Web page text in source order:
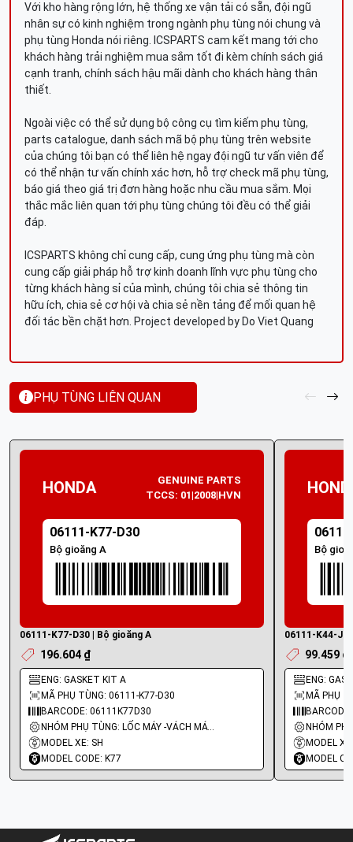
Với kho hàng rộng lớn, hệ thống xe vận tải có sẵn, đội ngũ
nhân sự có kinh nghiệm trong ngành phụ tùng nói chung và
phụ tùng Honda nói riêng. ICSPARTS cam kết mang tới cho
khách hàng trải nghiệm mua sắm tốt đi kèm chính sách giá
cạnh tranh, chính sách hậu mãi dành cho khách hàng thân
thiết.
Ngoài việc có thể sử dụng bộ công cụ tìm kiếm phụ tùng,
parts catalogue, danh sách mã bộ phụ tùng trên website
của chúng tôi bạn có thể liên hệ ngay đội ngũ tư vấn viên để
có thể nhận tư vấn chính xác hơn, hỗ trợ check mã phụ tùng,
báo giá theo giá trị đơn hàng hoặc nhu cầu mua sắm. Mọi
thắc mắc liên quan tới phụ tùng chúng tôi đều có thể giải
đáp.
ICSPARTS không chỉ cung cấp, cung ứng phụ tùng mà còn
cung cấp giải pháp hỗ trợ kinh doanh lĩnh vực phụ tùng cho
từng khách hàng sỉ của mình, chúng tôi chia sẻ thông tin
hữu ích, chia sẻ cơ hội và chia sẻ nền tảng để mối quan hệ
đối tác bền chặt hơn. Project developed by Do Viet Quang
PHỤ TÙNG LIÊN QUAN
HONDA
GENUINE PARTS
TCCS: 01|2008|HVN
06111-K77-D30
Bộ gioăng A
06111-K77-D30 | Bộ gioăng A
196.604 ₫
ENG: GASKET KIT A
MÃ PHỤ TÙNG: 06111-K77-D30
BARCODE: 06111K77D30
NHÓM PHỤ TÙNG: LỐC MÁY -VÁCH MÁY - GIOĂNG MÁY
MODEL XE: SH
MODEL CODE: K77
Bộ
06111-K44-
99.459 ₫
ENG:
MÃ PHỤ
MODEL
MODEL